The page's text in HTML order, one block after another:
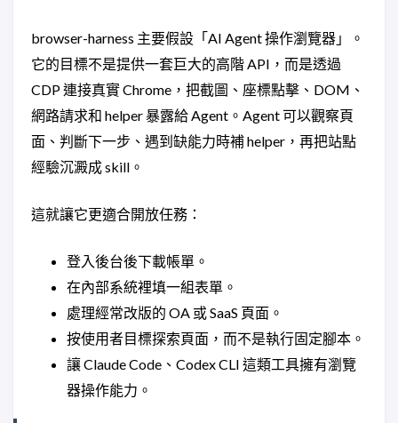
browser-harness 主要假設「AI Agent 操作瀏覽器」。
它的目標不是提供一套巨大的高階 API，而是透過
CDP 連接真實 Chrome，把截圖、座標點擊、DOM、
網路請求和 helper 暴露給 Agent。Agent 可以觀察頁
面、判斷下一步、遇到缺能力時補 helper，再把站點
經驗沉澱成 skill。
這就讓它更適合開放任務：
登入後台後下載帳單。
在內部系統裡填一組表單。
處理經常改版的 OA 或 SaaS 頁面。
按使用者目標探索頁面，而不是執行固定腳本。
讓 Claude Code、Codex CLI 這類工具擁有瀏覽
器操作能力。